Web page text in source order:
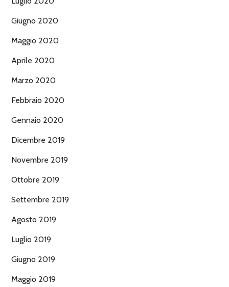
Giugno 2020
Maggio 2020
Aprile 2020
Marzo 2020
Febbraio 2020
Gennaio 2020
Dicembre 2019
Novembre 2019
Ottobre 2019
Settembre 2019
Agosto 2019
Luglio 2019
Giugno 2019
Maggio 2019